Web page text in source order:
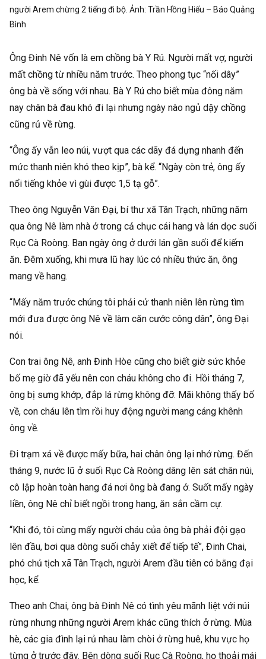
người Arem chừng 2 tiếng đi bộ. Ảnh: Trần Hồng Hiếu – Báo Quảng
Bình
Ông Đinh Nê vốn là em chồng bà Y Rú. Người mất vợ, người
mất chồng từ nhiều năm trước. Theo phong tục “nối dây”
ông bà về sống với nhau. Bà Y Rú cho biết mùa đông năm
nay chân bà đau khó đi lại nhưng ngày nào ngủ dậy chồng
cũng rủ về rừng.
“Ông ấy vẫn leo núi, vượt qua các dãy đá dựng nhanh đến
mức thanh niên khó theo kịp”, bà kể. “Ngày còn trẻ, ông ấy
nổi tiếng khỏe vì gùi được 1,5 tạ gỗ”.
Theo ông Nguyễn Văn Đại, bí thư xã Tân Trạch, những năm
qua ông Nê làm nhà ở trong cả chục cái hang và lán dọc suối
Rục Cà Roòng. Ban ngày ông ở dưới lán gần suối để kiếm
ăn. Đêm xuống, khi mưa lũ hay lúc có nhiều thức ăn, ông
mang về hang.
“Mấy năm trước chúng tôi phải cử thanh niên lên rừng tìm
mới đưa được ông Nê về làm căn cước công dân”, ông Đại
nói.
Con trai ông Nê, anh Đinh Hòe cũng cho biết giờ sức khỏe
bố mẹ giờ đã yếu nên con cháu không cho đi. Hồi tháng 7,
ông bị sưng khớp, đắp lá rừng không đỡ. Mãi không thấy bố
về, con cháu lên tìm rồi huy động người mang cáng khênh
ông về.
Đi trạm xá về được mấy bữa, hai chân ông lại nhớ rừng. Đến
tháng 9, nước lũ ở suối Rục Cà Roòng dâng lên sát chân núi,
cô lập hoàn toàn hang đá nơi ông bà đang ở. Suốt mấy ngày
liền, ông Nê chỉ biết ngồi trong hang, ăn sắn cầm cự.
“Khi đó, tôi cùng mấy người cháu của ông bà phải đội gạo
lên đầu, bơi qua dòng suối chảy xiết để tiếp tế”, Đinh Chai,
phó chủ tịch xã Tân Trạch, người Arem đầu tiên có bằng đại
học, kể.
Theo anh Chai, ông bà Đinh Nê có tình yêu mãnh liệt với núi
rừng nhưng những người Arem khác cũng thích ở rừng. Mùa
hè, các gia đình lại rủ nhau làm chòi ở rừng huê, khu vực họ
từng ở trước đây. Bên dòng suối Rục Cà Roòng, họ thoải mái